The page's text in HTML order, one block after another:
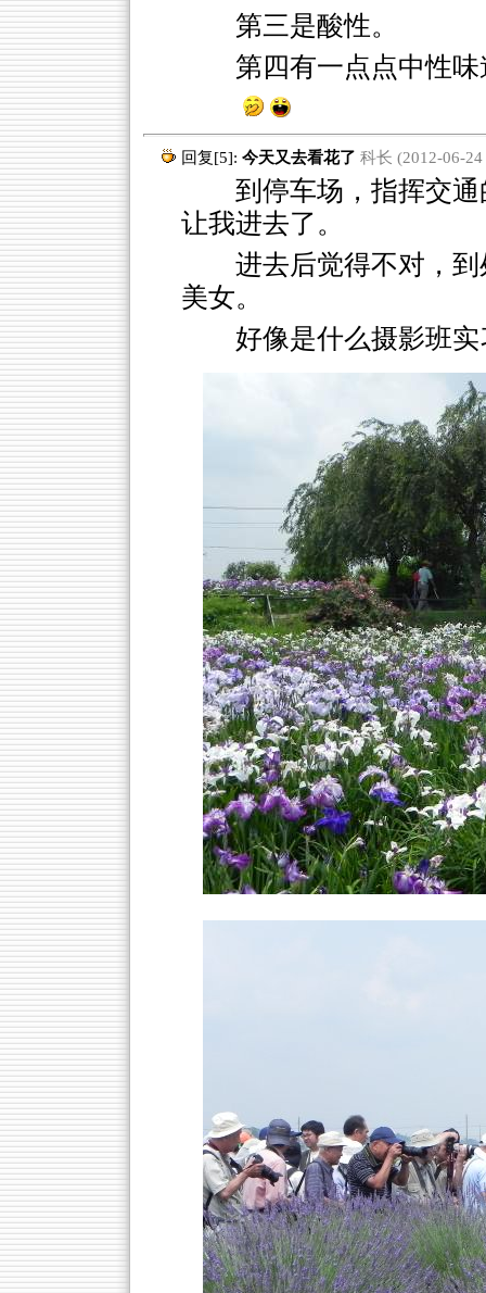
第三是酸性。
第四有一点点中性味
回复[5]: 今天又去看花了 科长 (2012-06-24
到停车场，指挥交通
让我进去了。
进去后觉得不对，
美女。
好像是什么摄影班